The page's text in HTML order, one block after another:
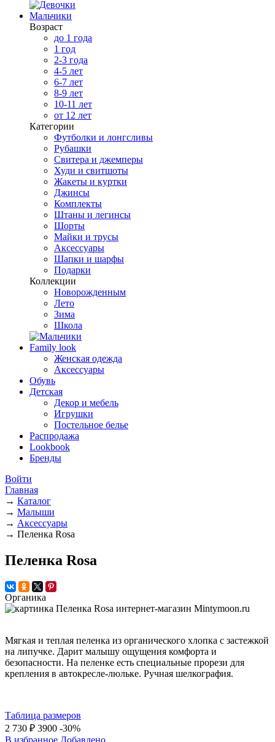
Мальчики
Возраст
до 1 года
1 год
2-3 года
4-5 лет
6-7 лет
8-9 лет
10-11 лет
от 12 лет
Категории
Футболки и лонгсливы
Рубашки
Свитера и джемперы
Худи и свитшоты
Жакеты и куртки
Джинсы
Комплекты
Штаны и легинсы
Шорты
Майки и трусы
Аксессуары
Шапки и шарфы
Подарки
Коллекции
Новорожденным
Лето
Зима
Школа
Family look
Женская одежда
Аксессуары
Обувь
Детская
Декор и мебель
Игрушки
Постельное белье
Распродажа
Lookbook
Бренды
Войти
Главная
→ Каталог
→ Малыши
→ Аксессуары
→ Пеленка Rosa
Пеленка Rosa
Органика
Мягкая и теплая пеленка из органического хлопка с застежкой
на липучке. Дарит малышу ощущения комфорта и
безопасности. На пеленке есть специальные прорези для
крепления в автокресле-люльке. Ручная шелкография.
Таблица размеров
2 730 ₽ 3900 -30%
В избранное Добавлено